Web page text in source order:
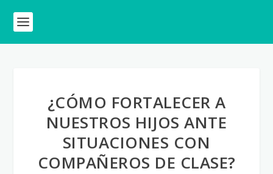
¿CÓMO FORTALECER A
NUESTROS HIJOS ANTE
SITUACIONES CON
COMPAÑEROS DE CLASE?